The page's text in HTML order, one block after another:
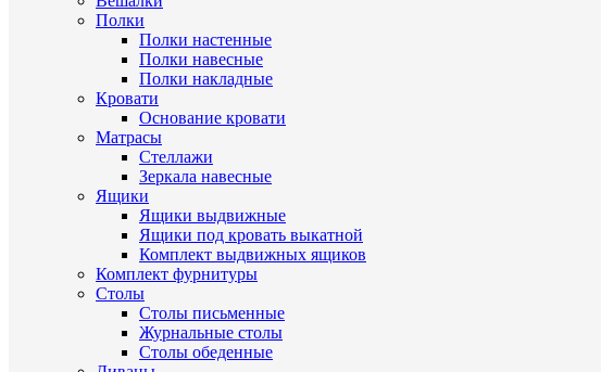
Полки
Полки настенные
Полки навесные
Полки накладные
Кровати
Основание кровати
Матрасы
Стеллажи
Зеркала навесные
Ящики
Ящики выдвижные
Ящики под кровать выкатной
Комплект выдвижных ящиков
Комплект фурнитуры
Столы
Столы письменные
Журнальные cтолы
Столы обеденные